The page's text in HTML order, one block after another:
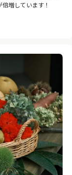
増しています！